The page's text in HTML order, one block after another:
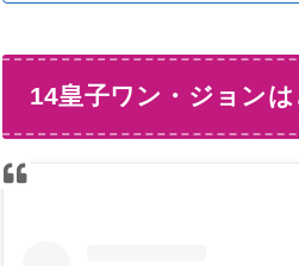
14皇子ワン・ジョンは